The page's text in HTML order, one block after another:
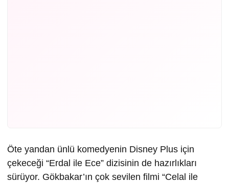
Öte yandan ünlü komedyenin Disney Plus için
çekeceği “Erdal ile Ece” dizisinin de hazırlıkları
sürüyor. Gökbakar’ın çok sevilen filmi “Celal ile